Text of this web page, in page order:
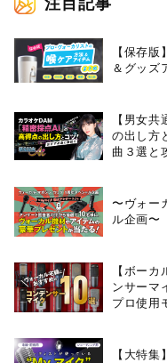
【保存
＆グッズ
【男女
の出し方
曲３選と
〜ヴォー
ル企画〜
【ボー
ンサーマ
プロ使用
【大特